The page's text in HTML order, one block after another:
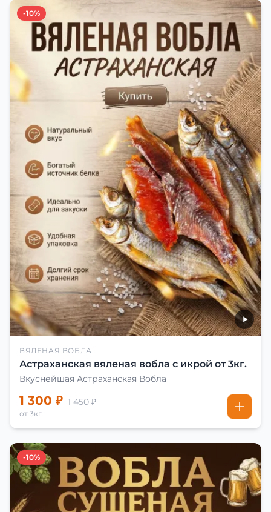
-10%
ВЯЛЕНАЯ ВОБЛА
Астраханская вяленая вобла с икрой от 3кг.
Вкуснейшая Астраханская Вобла
1 300 ₽ 1 450 ₽
от 3кг
-10%